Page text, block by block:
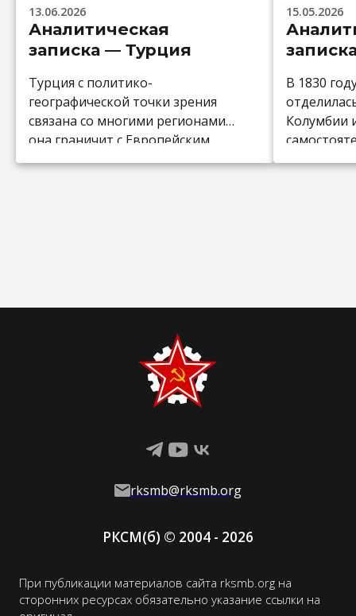
13.06.2026
Аналитическая
записка — Турция
Турция с политико-
географической точки зрения
связана со многими регионами:
она граничит с Европейским
Союзом; по другую сторону
выгодное положение во многом
определяет политику страны и
отношения с соседями. […]
15.05.2026
В 1830
Колумбии
С
РКСМ(б) © 2004 - 2026
При публикации материалов сайта rksmb.org на
сторонних ресурсах обязательно указание ссылки на
rksmb@rksmb.org